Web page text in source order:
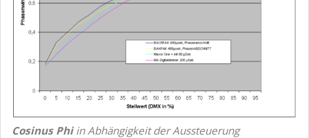
Cosinus Phiin Abhängigkeit der Aussteuerung